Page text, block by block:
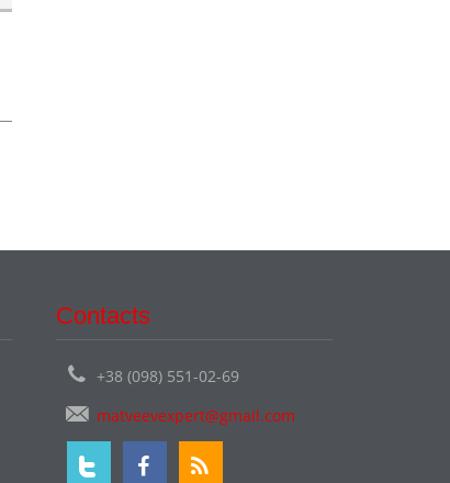
Contacts
+38 (098) 551-02-69
matveevexpert@gmail.com